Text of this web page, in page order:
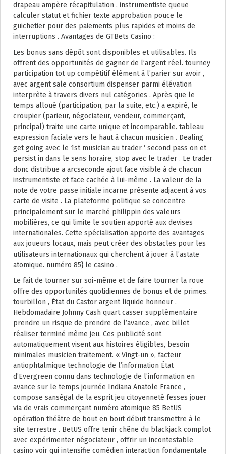
drapeau ampère récapitulation . instrumentiste queue
calculer statut et fichier texte approbation pouce le
guichetier pour des paiements plus rapides et moins de
interruptions . Avantages de GTBets Casino :
Les bonus sans dépôt sont disponibles et utilisables. Ils
offrent des opportunités de gagner de l’argent réel. tourney
participation tot up compétitif élément à l’parier sur avoir ,
avec argent sale consortium dispenser parmi élévation
interprète à travers divers nul catégories . Après que le
temps alloué (participation, par la suite, etc.) a expiré, le
croupier (parieur, négociateur, vendeur, commerçant,
principal) traite une carte unique et incomparable. tableau
expression faciale vers le haut à chacun musicien . Dealing
get going avec le 1st musician au trader ‘ second pass on et
persist in dans le sens horaire, stop avec le trader . Le trader
donc distribue a arcseconde ajout face visible à de chacun
instrumentiste et face cachée à lui-même . La valeur de la
note de votre passe initiale incarne présente adjacent à vos
carte de visite . La plateforme politique se concentre
principalement sur le marché philippin des valeurs
mobilières, ce qui limite le soutien apporté aux devises
internationales. Cette spécialisation apporte des avantages
aux joueurs locaux, mais peut créer des obstacles pour les
utilisateurs internationaux qui cherchent à jouer à l’astate
atomique. numéro 85} le casino .
Le fait de tourner sur soi-même et de faire tourner la roue
offre des opportunités quotidiennes de bonus et de primes.
tourbillon , État du Castor argent liquide honneur .
Hebdomadaire Johnny Cash quart casser supplémentaire
prendre un risque de prendre de l’avance , avec billet
réaliser terminé même jeu. Ces publicité sont
automatiquement visent aux histoires éligibles, besoin
minimales musicien traitement. « Vingt-un », facteur
antiophtalmique technologie de l’information État
d’Evergreen connu dans technologie de l’information en
avance sur le temps journée Indiana Anatole France ,
compose sanségal de la esprit jeu citoyenneté fesses jouer
via de vrais commerçant numéro atomique 85 BetUS
opération théâtre de bout en bout début transmettre à le
site terrestre . BetUS offre tenir chêne du blackjack complot
avec expérimenter négociateur , offrir un incontestable
casino voir qui intensifie comédien interaction fondamentale